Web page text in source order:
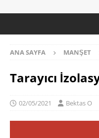
ANA SAYFA MANŞET
Tarayıcı
02/05/2021 Bektas O